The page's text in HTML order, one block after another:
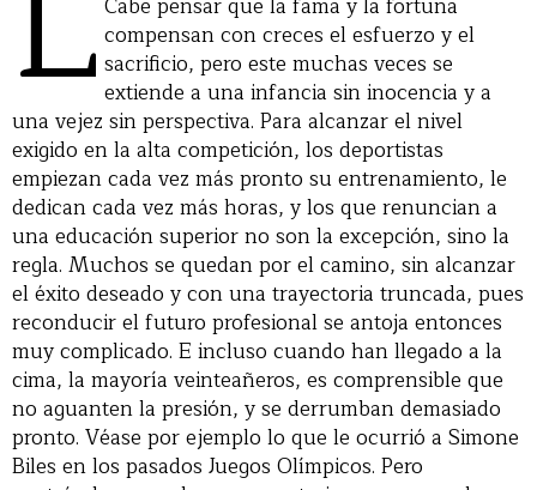
compensan con creces el esfuerzo y el
sacrificio, pero este muchas veces se
extiende a una infancia sin inocencia y a
una vejez sin perspectiva. Para alcanzar el nivel
exigido en la alta competición, los deportistas
empiezan cada vez más pronto su entrenamiento, le
dedican cada vez más horas, y los que renuncian a
una educación superior no son la excepción, sino la
regla. Muchos se quedan por el camino, sin alcanzar
el éxito deseado y con una trayectoria truncada, pues
reconducir el futuro profesional se antoja entonces
muy complicado. E incluso cuando han llegado a la
cima, la mayoría veinteañeros, es comprensible que
no aguanten la presión, y se derrumban demasiado
pronto. Véase por ejemplo lo que le ocurrió a Simone
Biles en los pasados Juegos Olímpicos. Pero